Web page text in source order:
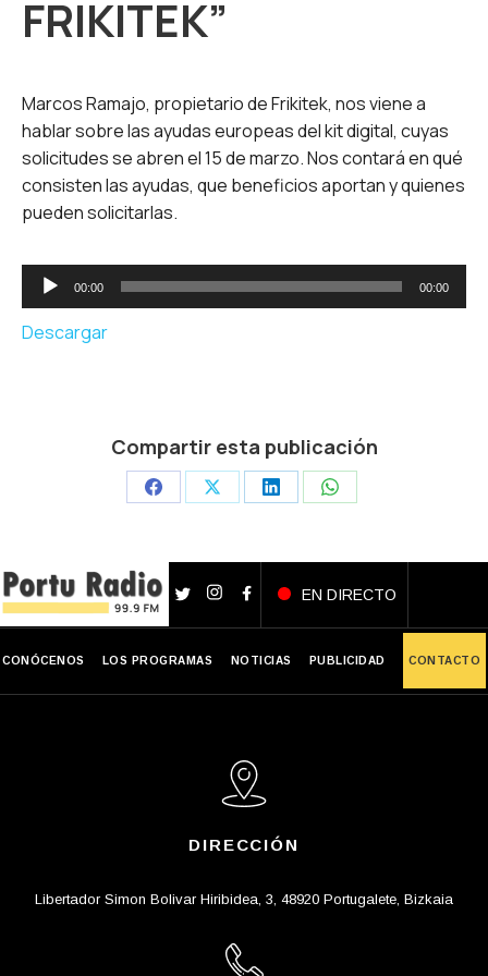
FRIKITEK”
Marcos Ramajo, propietario de Frikitek, nos viene a
hablar sobre las ayudas europeas del kit digital, cuyas
solicitudes se abren el 15 de marzo. Nos contará en qué
consisten las ayudas, que beneficios aportan y quienes
pueden solicitarlas.
Reproductor
de
audio
00:00 00:00
Descargar
Compartir esta publicación
Share
Facebook
Share
X
Share
LinkedIn
Share
WhatsApp
EN DIRECTO
CONÓCENOS LOS PROGRAMAS NOTICIAS PUBLICIDAD CONTACTO
DIRECCIÓN
Libertador Simon Bolivar Hiribidea, 3, 48920 Portugalete, Bizkaia